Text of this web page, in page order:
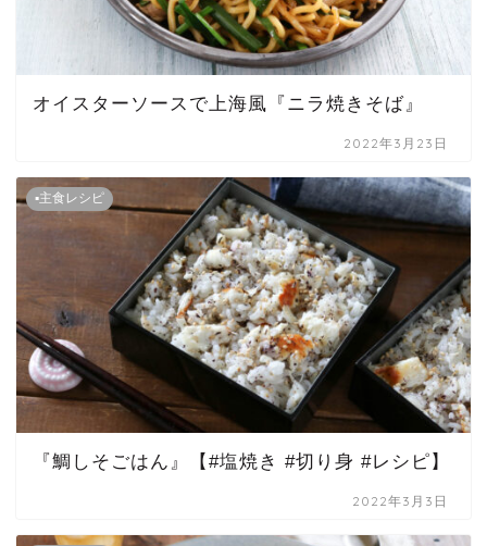
オイスターソースで上海風『ニラ焼きそば』
2022年3月23日
▪主食レシピ
『鯛しそごはん』【#塩焼き #切り身 #レシピ】
2022年3月3日